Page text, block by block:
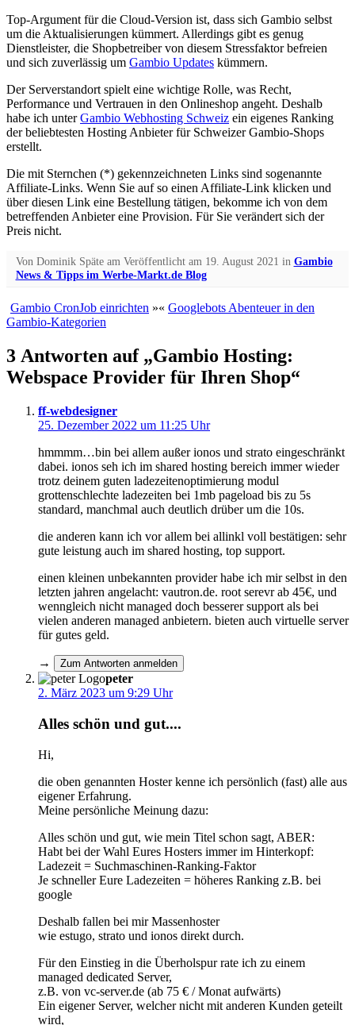
Top-Argument für die Cloud-Version ist, dass sich Gambio selbst
um die Aktualisierungen kümmert. Allerdings gibt es genug
Dienstleister, die Shopbetreiber von diesem Stressfaktor befreien
und sich zuverlässig um Gambio Updates kümmern.
Der Serverstandort spielt eine wichtige Rolle, was Recht,
Performance und Vertrauen in den Onlineshop angeht. Deshalb
habe ich unterGambio Webhosting Schweiz ein eigenes Ranking
der beliebtesten Hosting Anbieter für Schweizer Gambio-Shops
erstellt.
Die mit Sternchen (*) gekennzeichneten Links sind sogenannte
Affiliate-Links. Wenn Sie auf so einen Affiliate-Link klicken und
über diesen Link eine Bestellung tätigen, bekomme ich von dem
betreffenden Anbieter eine Provision. Für Sie verändert sich der
Preis nicht.
Von Dominik Späteam Veröffentlicht am 19. August 2021 in Gambio
News & Tipps im Werbe-Markt.de Blog
Gambio CronJob einrichten »« Googlebots Abenteuer in den
Gambio-Kategorien
3 Antworten auf „Gambio Hosting:
Webspace Provider für Ihren Shop“
ff-webdesigner
25. Dezember 2022 um 11:25 Uhr
hmmmm…bin bei allem außer ionos und strato eingeschränkt
dabei. ionos seh ich im shared hosting bereich immer wieder
trotz deinem guten ladezeitenoptimierung modul
grottenschlechte ladezeiten bei 1mb pageload bis zu 5s
standard, manchmal auch deutlich drüber um die 10s.
die anderen kann ich vor allem bei allinkl voll bestätigen: sehr
gute leistung auch im shared hosting, top support.
einen kleinen unbekannten provider habe ich mir selbst in den
letzten jahren angelacht: vautron.de. root serevr ab 45€, und
wenngleich nicht managed doch besserer support als bei
vielen anderen managed anbietern. bieten auch virtuelle server
für gutes geld.
→ Zum Antworten anmelden
peter
2. März 2023 um 9:29 Uhr
Alles schön und gut....
Hi,
die oben genannten Hoster kenne ich persönlich (fast) alle aus
eigener Erfahrung.
Meine persönliche Meinung dazu:
Alles schön und gut, wie mein Titel schon sagt, ABER:
Habt bei der Wahl Eures Hosters immer im Hinterkopf:
Ladezeit = Suchmaschinen-Ranking-Faktor
Je schneller Eure Ladezeiten = höheres Ranking z.B. bei
google
Deshalb fallen bei mir Massenhoster
wie estugo, strato und ionos direkt durch.
Für den Einstieg in die Überholspur rate ich zu einem
managed dedicated Server,
z.B. von vc-server.de (ab 75 € / Monat aufwärts)
Ein eigener Server, welcher nicht mit anderen Kunden geteilt
wird,